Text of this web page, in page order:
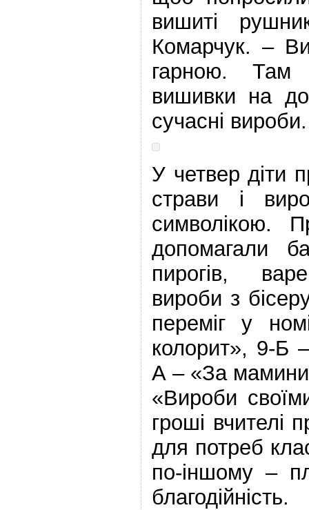
вишиті
Комарчук. –
гарною. Там
вишивки на
сучасні вироби.
У четвер діти
страви і
символікою.
допомагали
пирогів,
вироби з
переміг у
колорит», 9-Б
А – «За
«Вироби
гроші вчителі
для потреб
по-іншому –
благодійність.